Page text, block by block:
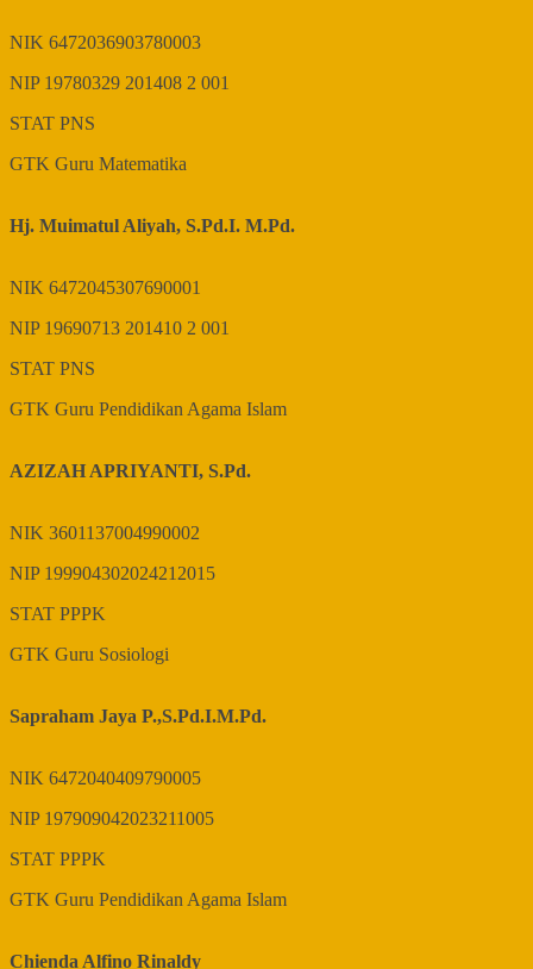
NIK 6472036903780003
NIP 19780329 201408 2 001
STAT PNS
GTK Guru Matematika
Hj. Muimatul Aliyah, S.Pd.I. M.Pd.
NIK 6472045307690001
NIP 19690713 201410 2 001
STAT PNS
GTK Guru Pendidikan Agama Islam
AZIZAH APRIYANTI, S.Pd.
NIK 3601137004990002
NIP 199904302024212015
STAT PPPK
GTK Guru Sosiologi
Sapraham Jaya P.,S.Pd.I.M.Pd.
NIK 6472040409790005
NIP 197909042023211005
STAT PPPK
GTK Guru Pendidikan Agama Islam
Chienda Alfino Rinaldy